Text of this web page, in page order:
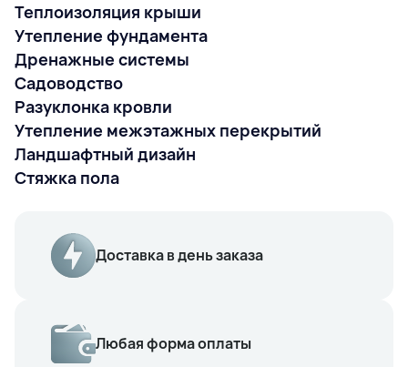
Доставка в день заказа
Любая форма оплаты
Теплоизоляция крыши
Утепление фундамента
Дренажные системы
Садоводство
Разуклонка кровли
Утепление межэтажных перекрытий
Ландшафтный дизайн
Стяжка пола